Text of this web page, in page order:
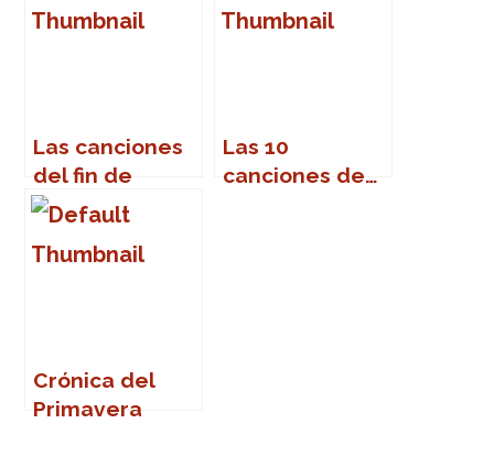
Las canciones
del fin de
semana
Las 10
canciones de…
Crónica del
Primavera